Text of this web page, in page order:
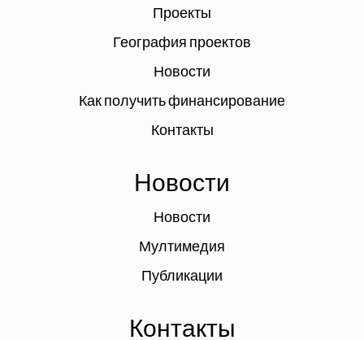
Проекты
География проектов
Новости
Как получить финансирование
Контакты
Новости
Новости
Мултимедия
Публикации
Контакты